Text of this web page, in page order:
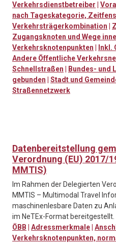
Verkehrsdienstbetreiber
nach Tageskategorie,
Verkehrsträgerkombination
Zugangsknoten und Wege
Verkehrsknotenpunkten
Inkl.
Andere Öffentliche
Schnellstraßen
Bundes- und
gebunden
Stadt und
Straßennetzwerk
Datenbereitstellung
Verordnung (EU) 2017/
MMTIS)
Im Rahmen der Delegierten
MMTIS – Multimodal Travel
maschinenlesbare Daten zu
im NeTEx-Format bereitgestellt.
ÖBB
Adressmerkmale
Verkehrsknotenpunkten,